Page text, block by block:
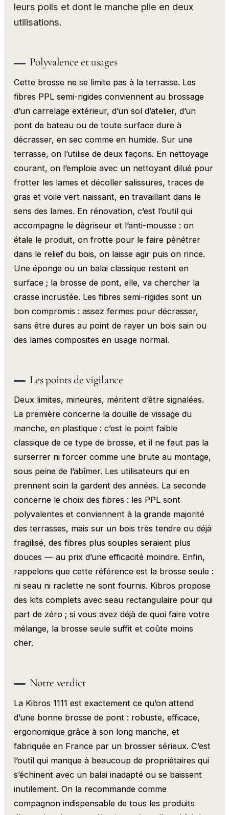
leurs poils et dont le manche plie en deux
utilisations.
Polyvalence et usages
Cette brosse ne se limite pas à la terrasse. Les
fibres PPL semi-rigides conviennent au brossage
d’un carrelage extérieur, d’un sol d’atelier, d’un
pont de bateau ou de toute surface dure à
décrasser, en sec comme en humide. Sur une
terrasse, on l’utilise de deux façons. En nettoyage
courant, on l’emploie avec un nettoyant dilué pour
frotter les lames et décoller salissures, traces de
gras et voile vert naissant, en travaillant dans le
sens des lames. En rénovation, c’est l’outil qui
accompagne le dégriseur et l’anti-mousse : on
étale le produit, on frotte pour le faire pénétrer
dans le relief du bois, on laisse agir puis on rince.
Une éponge ou un balai classique restent en
surface ; la brosse de pont, elle, va chercher la
crasse incrustée. Les fibres semi-rigides sont un
bon compromis : assez fermes pour décrasser,
sans être dures au point de rayer un bois sain ou
des lames composites en usage normal.
Les points de vigilance
Deux limites, mineures, méritent d’être signalées.
La première concerne la douille de vissage du
manche, en plastique : c’est le point faible
classique de ce type de brosse, et il ne faut pas la
surserrer ni forcer comme une brute au montage,
sous peine de l’abîmer. Les utilisateurs qui en
prennent soin la gardent des années. La seconde
concerne le choix des fibres : les PPL sont
polyvalentes et conviennent à la grande majorité
des terrasses, mais sur un bois très tendre ou déjà
fragilisé, des fibres plus souples seraient plus
douces — au prix d’une efficacité moindre. Enfin,
rappelons que cette référence est la brosse seule :
ni seau ni raclette ne sont fournis. Kibros propose
des kits complets avec seau rectangulaire pour qui
part de zéro ; si vous avez déjà de quoi faire votre
mélange, la brosse seule suffit et coûte moins
cher.
Notre verdict
La Kibros 1111 est exactement ce qu’on attend
d’une bonne brosse de pont : robuste, efficace,
ergonomique grâce à son long manche, et
fabriquée en France par un brossier sérieux. C’est
l’outil qui manque à beaucoup de propriétaires qui
s’échinent avec un balai inadapté ou se baissent
inutilement. On la recommande comme
compagnon indispensable de tous les produits